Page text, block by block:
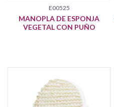
E00525
MANOPLA DE ESPONJA
VEGETAL CON PUÑO